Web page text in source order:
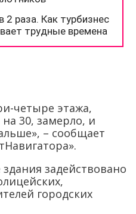
четыре этажа,
30, замерло, и
– сообщает
задействовано
городских